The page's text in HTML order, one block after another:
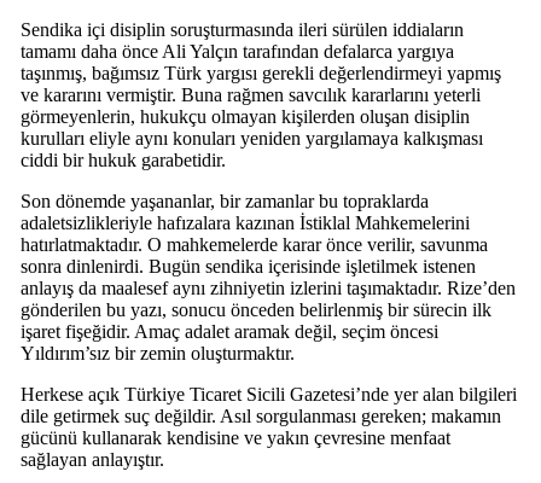
Sendika içi disiplin soruşturmasında ileri sürülen iddiaların
tamamı daha önce Ali Yalçın tarafından defalarca yargıya
taşınmış, bağımsız Türk yargısı gerekli değerlendirmeyi yapmış
ve kararını vermiştir. Buna rağmen savcılık kararlarını yeterli
görmeyenlerin, hukukçu olmayan kişilerden oluşan disiplin
kurulları eliyle aynı konuları yeniden yargılamaya kalkışması
ciddi bir hukuk garabetidir.
Son dönemde yaşananlar, bir zamanlar bu topraklarda
adaletsizlikleriyle hafızalara kazınan İstiklal Mahkemelerini
hatırlatmaktadır. O mahkemelerde karar önce verilir, savunma
sonra dinlenirdi. Bugün sendika içerisinde işletilmek istenen
anlayış da maalesef aynı zihniyetin izlerini taşımaktadır. Rize’den
gönderilen bu yazı, sonucu önceden belirlenmiş bir sürecin ilk
işaret fişeğidir. Amaç adalet aramak değil, seçim öncesi
Yıldırım’sız bir zemin oluşturmaktır.
Herkese açık Türkiye Ticaret Sicili Gazetesi’nde yer alan bilgileri
dile getirmek suç değildir. Asıl sorgulanması gereken; makamın
gücünü kullanarak kendisine ve yakın çevresine menfaat
sağlayan anlayıştır.